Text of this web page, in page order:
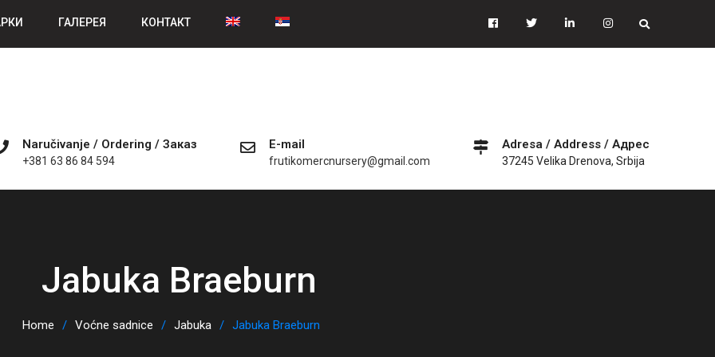
ГАЛЕРЕЯ КОНТАКТ
Naručivanje / Ordering / Заказ
+381 63 86 84 594
E-mail
frutikomercnursery@gmail.com
Adresa / Address / Адрес
37245 Velika Drenova, Srbija
Jabuka Braeburn
Home Voćne sadnice Jabuka Jabuka Braeburn